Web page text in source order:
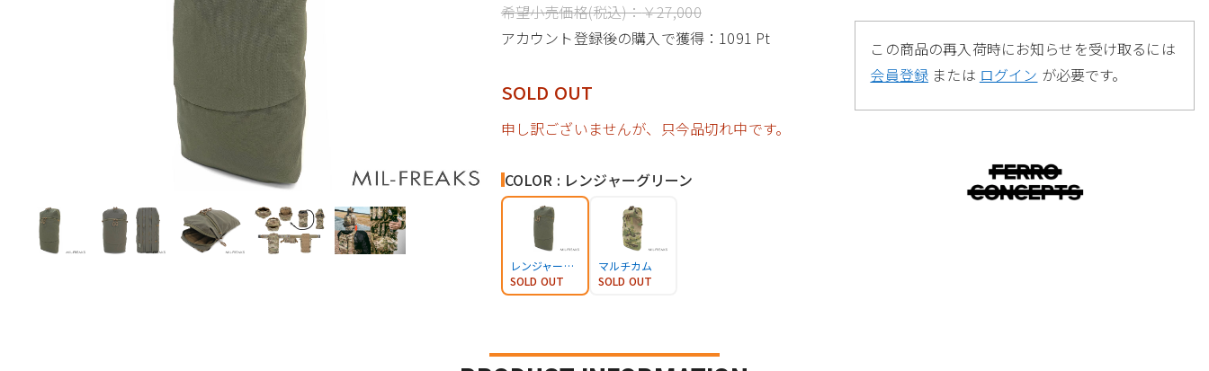
希望小売価格(税込)：￥27,000
アカウント登録後の購入で獲得： 1091 Pt
SOLD OUT
申し訳ございませんが、只今品切れ中です。
COLOR : レンジャーグリーン
レンジャーグリーン
SOLD OUT
マルチカム
SOLD OUT
この商品の再入荷時にお知らせを受け取るには
会員登録 または ログイン が必要です。